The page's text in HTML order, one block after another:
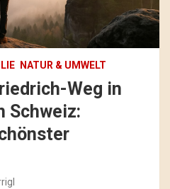
NATUR & UMWELT
Weg in
Schweiz: